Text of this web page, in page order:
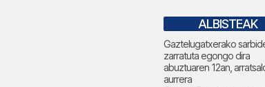
ALBISTEAK
Gaztelugatxerako
zarratuta egongo dira
abuztuaren 12an,
aurrera